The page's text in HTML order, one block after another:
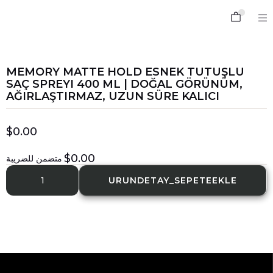
MEMORY MATTE HOLD ESNEK TUTUŞLU
SAÇ SPREYI 400 ML | DOĞAL GÖRÜNÜM,
AĞIRLAŞTIRMAZ, UZUN SÜRE KALICI
$0.00
متضمن للضريبة $0.00